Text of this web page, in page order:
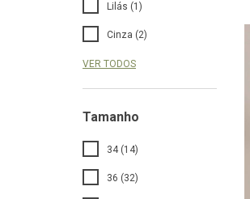
Lilás (1)
Cinza (2)
VER TODOS
Tamanho
34 (14)
36 (32)